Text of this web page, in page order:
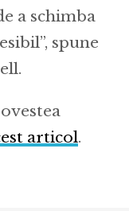
a schimba
spune
articol.